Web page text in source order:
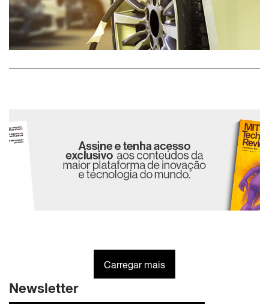
Carregar mais
Newsletter